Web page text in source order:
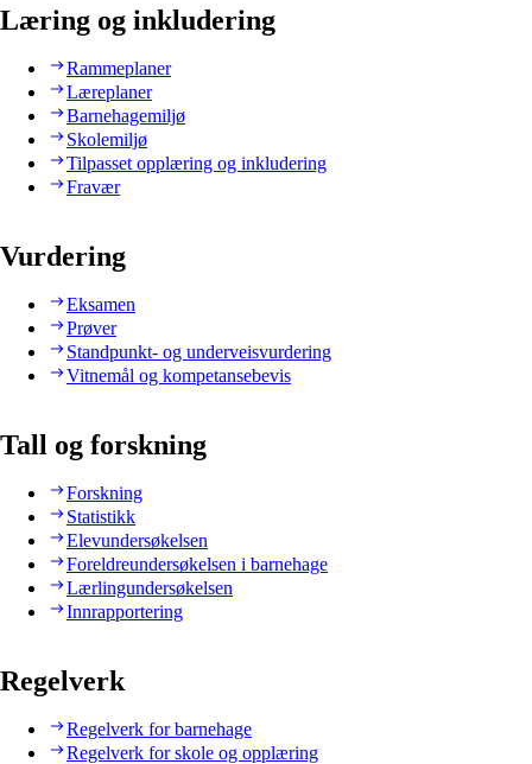
Læring og inkludering
Rammeplaner
Læreplaner
Barnehagemiljø
Skolemiljø
Tilpasset opplæring og inkludering
Fravær
Vurdering
Eksamen
Prøver
Standpunkt- og underveisvurdering
Vitnemål og kompetansebevis
Tall og forskning
Forskning
Statistikk
Elevundersøkelsen
Foreldreundersøkelsen i barnehage
Lærlingundersøkelsen
Innrapportering
Regelverk
Regelverk for barnehage
Regelverk for skole og opplæring